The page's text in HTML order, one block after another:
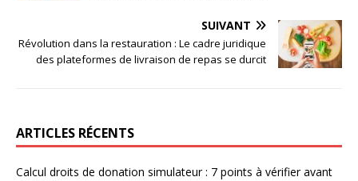
SUIVANT
Révolution dans la restauration : Le cadre juridique
des plateformes de livraison de repas se durcit
ARTICLES RÉCENTS
Calcul droits de donation simulateur : 7 points à vérifier avant